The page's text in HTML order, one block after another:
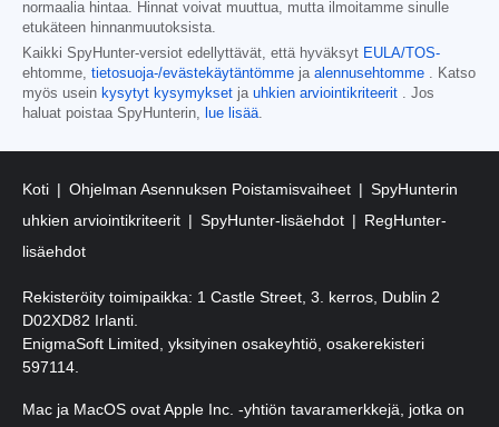
normaalia hintaa. Hinnat voivat muuttua, mutta ilmoitamme sinulle
etukäteen hinnanmuutoksista.
Kaikki SpyHunter-versiot edellyttävät, että hyväksyt EULA/TOS-
ehtomme, tietosuoja-/evästekäytäntömme ja alennusehtomme . Katso
myös usein kysytyt kysymykset ja uhkien arviointikriteerit . Jos
haluat poistaa SpyHunterin, lue lisää.
Koti Ohjelman Asennuksen Poistamisvaiheet
SpyHunterin
uhkien arviointikriteerit
SpyHunter-lisäehdot
RegHunter-
lisäehdot
Rekisteröity toimipaikka: 1 Castle Street, 3. kerros, Dublin 2
D02XD82 Irlanti.
EnigmaSoft Limited, yksityinen osakeyhtiö, osakerekisteri
597114.
Mac ja MacOS ovat Apple Inc. -yhtiön tavaramerkkejä, jotka on